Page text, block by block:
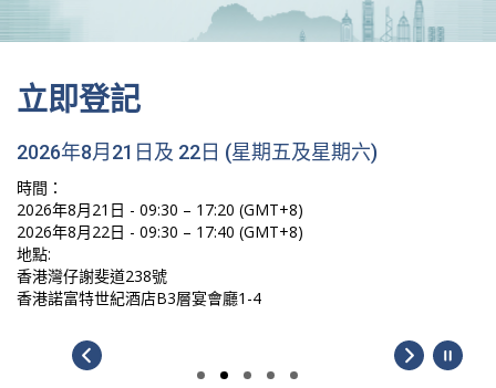
立即登記
2026年8月21日及 22日 (星期五及星期六)
時間：
2026年8月21日 - 09:30 – 17:20 (GMT+8)
2026年8月22日 - 09:30 – 17:40 (GMT+8)
地點:
香港灣仔謝斐道238號
香港諾富特世紀酒店B3層宴會廳1-4